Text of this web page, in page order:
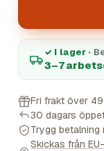
✓ I lager ·
3–7
Fri frakt över
30 dagars
Trygg betalning
Skickas från